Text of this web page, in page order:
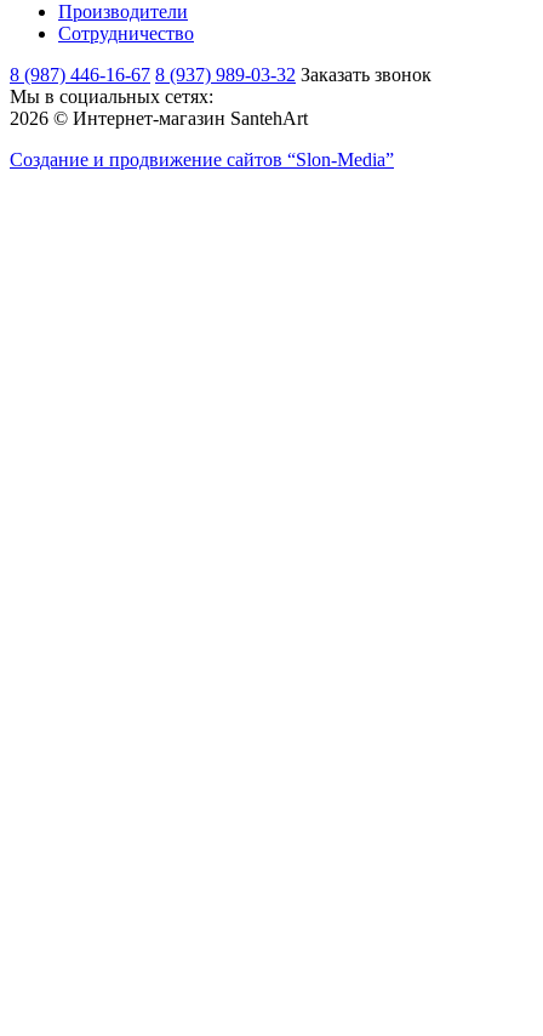
Производители
Сотрудничество
8 (987) 446-16-67 8 (937) 989-03-32 Заказать звонок
Мы в социальных сетях:
2026 © Интернет-магазин SantehArt
Создание и продвижение сайтов “Slon-Media”